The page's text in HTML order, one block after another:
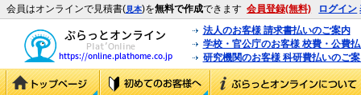
会員はオンラインで見積書(見本)を無料で作成できます 会員登録(無料) ログイン
法人のお客様 請求書払いのご案内
学校・官公庁のお客様 校費・公費
研究機関のお客様 科研費払いのご